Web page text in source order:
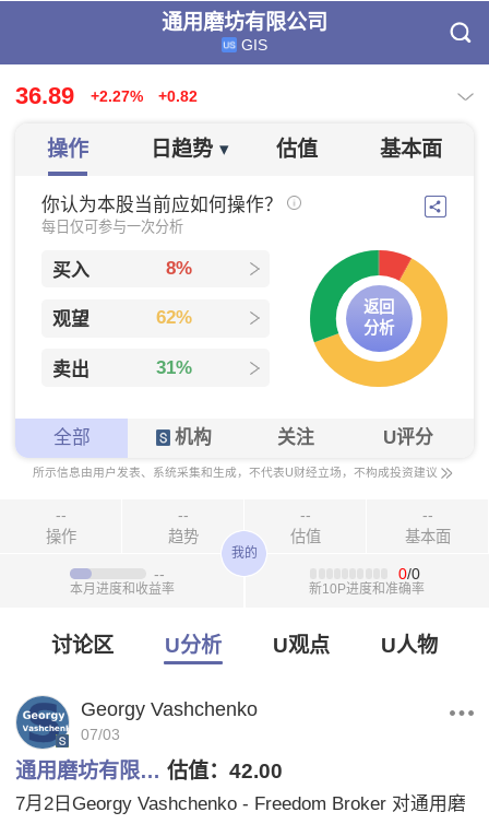
通用磨坊有限公司
GIS
36.89 +2.27% +0.82
操作 日趋势 ▾ 估值 基本面
你认为本股当前应如何操作？
每日仅可参与一次分析
买入 8%
观望 62%
卖出 31%
返回
分析
全部 机构 关注 U评分
所示信息由用户发表、系统采集和生成，不代表U财经立场，不构成投资建议
--
操作
--
趋势
--
估值
--
基本面
--
本月进度和收益率
0/0
新10P进度和准确率
我的
讨论区 U分析 U观点 U人物
Georgy Vashchenko
07/03
通用磨坊有限… 估值：42.00
7月2日Georgy Vashchenko - Freedom Broker 对通用磨